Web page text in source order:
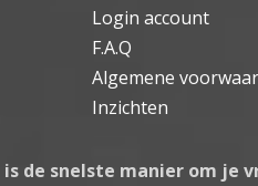
Login account
F.A.Q
Algemene
Inzichten
is de snelste manier om je